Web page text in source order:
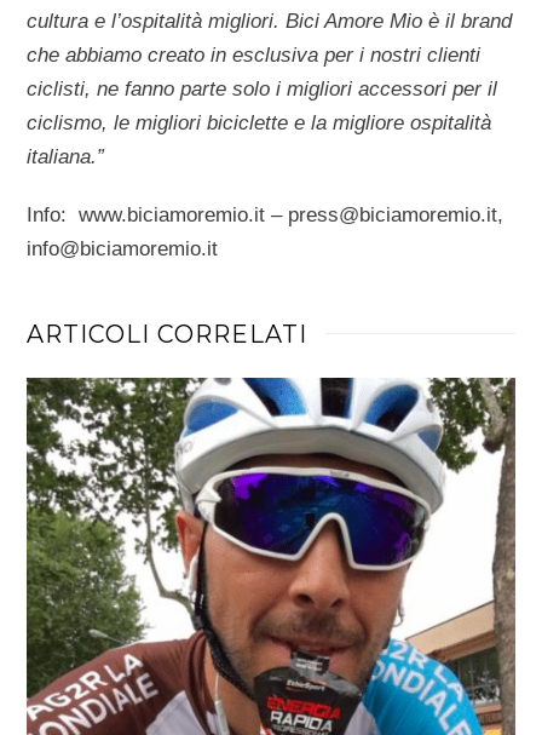
cultura e l’ospitalità migliori. Bici Amore Mio è il brand
che abbiamo creato in esclusiva per i nostri clienti
ciclisti, ne fanno parte solo i migliori accessori per il
ciclismo, le migliori biciclette e la migliore ospitalità
italiana.”
Info: www.biciamoremio.it – press@biciamoremio.it,
info@biciamoremio.it
ARTICOLI CORRELATI